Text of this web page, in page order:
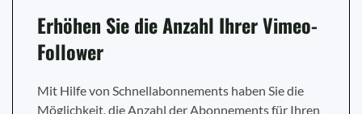
Erhöhen Sie die Anzahl Ihrer Vimeo-
Follower
Mit Hilfe von Schnellabonnements haben Sie die
Möglichkeit, die Anzahl der Abonnements für Ihren